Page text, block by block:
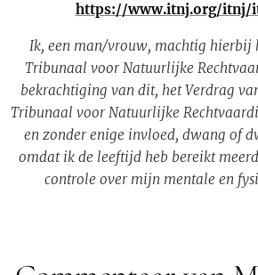
https://www.itnj.org/itnj/
Ik, een man/vrouw, machtig hierbij
Tribunaal voor Natuurlijke
bekrachtiging van dit, het Verdrag
Tribunaal voor Natuurlijke
en zonder enige invloed, dwang of
omdat ik de leeftijd heb bereikt
controle over mijn mentale en